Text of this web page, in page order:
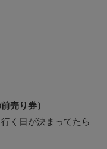
売り券）
く日が決まってたら